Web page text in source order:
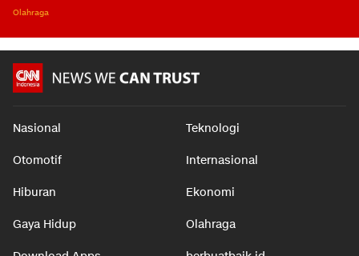
Olahraga
Nasional Teknologi
Otomotif Internasional
Hiburan Ekonomi
Gaya Hidup Olahraga